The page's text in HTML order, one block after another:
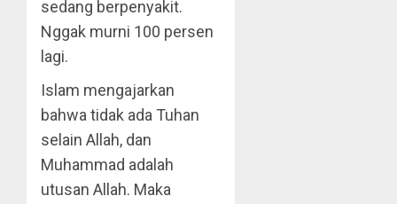
sedang berpenyakit.
Nggak murni 100 persen
lagi.
Islam mengajarkan
bahwa tidak ada Tuhan
selain Allah, dan
Muhammad adalah
utusan Allah. Maka